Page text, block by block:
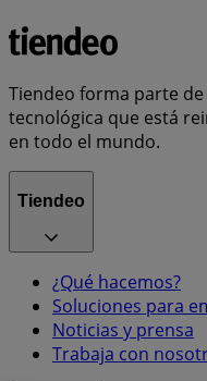
Tiendeo forma parte
tecnológica que está
en todo el mundo.
Tiendeo
¿Qué hacemos?
Soluciones para
Noticias y prensa
Trabaja con